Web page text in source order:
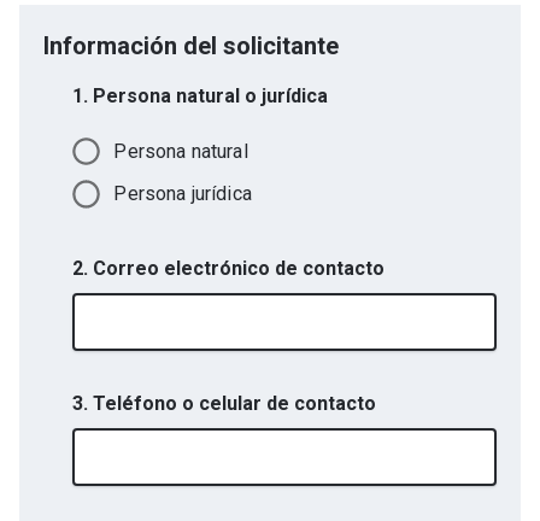
Información del solicitante
1. Persona natural o jurídica
Persona natural
Persona jurídica
2. Correo electrónico de contacto
3. Teléfono o celular de contacto